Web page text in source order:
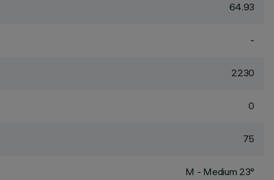
64.93
-
2230
0
75
M - Medium 23°